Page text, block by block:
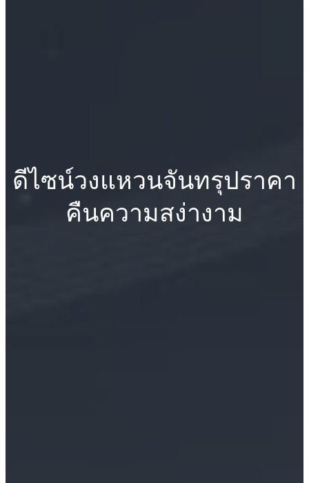
ดีไซน์วงแหวนจันทรุปราคา
คืนความสง่างาม